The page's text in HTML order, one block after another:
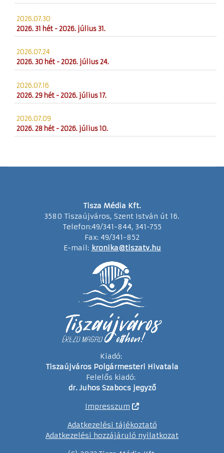
2026.07.30
2026. 31 hét - 2026. július 31.
2026.07.24
2026. 30 hét - 2026. július 24.
2026.07.16
2026. 29 hét - 2026. július 17.
2026.07.09
2026. 28 hét - 2026. július 10.
Tisza Média Kft.
3580 Tiszaújváros, Szent István út 16.
Telefon:49/341-844, 341-755
Fax: 49/341-852
E-mail: kronika@tiszatv.hu
Kiadó:
Tiszaújváros Polgármesteri Hivatala
Felelős kiadó:
dr. Juhos Szabocs jegyző
Impresszum
Adatkezelési tájékoztató
Adatkezelési hozzájáruló nyilatkozat